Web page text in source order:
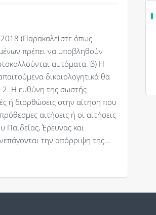
(Παρακαλείστε όπως
πρέπει να υποβληθούν
αυτόματα. β) Η
δικαιολογητικά θα
2. Η ευθύνη της σωστής
ή διορθώσεις στην αίτηση που
αιτήσεις ή οι αιτήσεις
Παιδείας, Έρευνας και
την απόρριψη της…